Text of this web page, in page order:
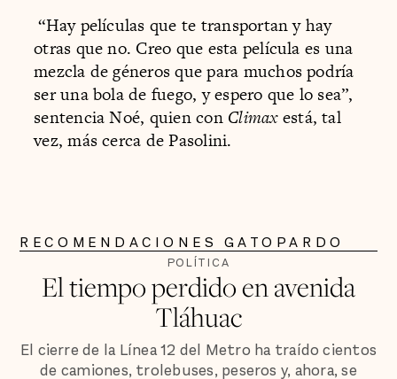
“Hay películas que te transportan y hay
otras que no. Creo que esta película es una
mezcla de géneros que para muchos podría
ser una bola de fuego, y espero que lo sea”,
sentencia Noé, quien con Climaxestá, tal
vez, más cerca de Pasolini.
RECOMENDACIONES GATOPARDO
POLÍTICA
El tiempo perdido en avenida
Tláhuac
El cierre de la Línea 12 del Metro ha traído cientos
de camiones, trolebuses, peseros y, ahora, se